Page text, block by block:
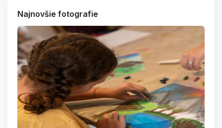
Najnovšie fotografie